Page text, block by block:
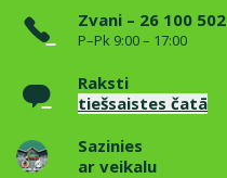
Zvani – 26 100 502
P–Pk 9:00 – 17:00
Raksti
tiešsaistes čatā
Sazinies
ar veikalu